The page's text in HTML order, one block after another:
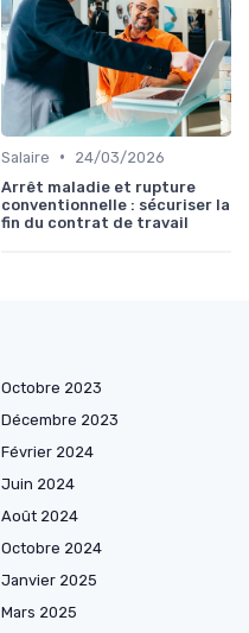
Salaire •
24/03/2026
Arrêt maladie et rupture
conventionnelle : sécuriser la
fin du contrat de travail
Octobre 2023
Décembre 2023
Février 2024
Juin 2024
Août 2024
Octobre 2024
Janvier 2025
Mars 2025